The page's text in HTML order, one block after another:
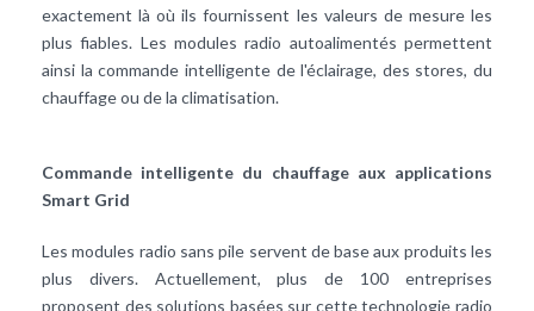
exactement là où ils fournissent les valeurs de mesure les
plus fiables. Les modules radio autoalimentés permettent
ainsi la commande intelligente de l'éclairage, des stores, du
chauffage ou de la climatisation.
Commande intelligente du chauffage aux applications
Smart Grid
Les modules radio sans pile servent de base aux produits les
plus divers. Actuellement, plus de 100 entreprises
proposent des solutions basées sur cette technologie radio